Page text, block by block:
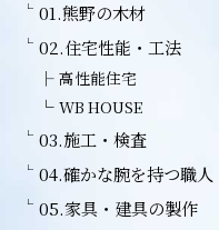
01.熊野の木材
02.住宅性能・工法
高性能住宅
WB HOUSE
03.施工・検査
04.確かな腕を持つ職人
05.家具・建具の製作